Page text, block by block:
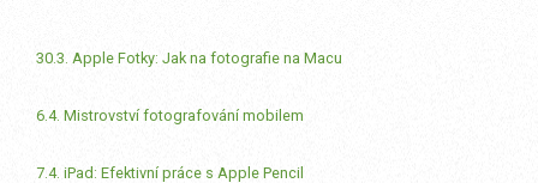
30.3. Apple Fotky: Jak na fotografie na Macu
6.4. Mistrovství fotografování mobilem
7.4. iPad: Efektivní práce s Apple Pencil